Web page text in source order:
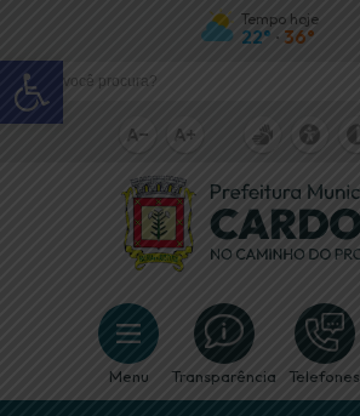
Abrir a barra de ferramentas
Tempo hoje
22° • 36°
Menu Transparência Telefones